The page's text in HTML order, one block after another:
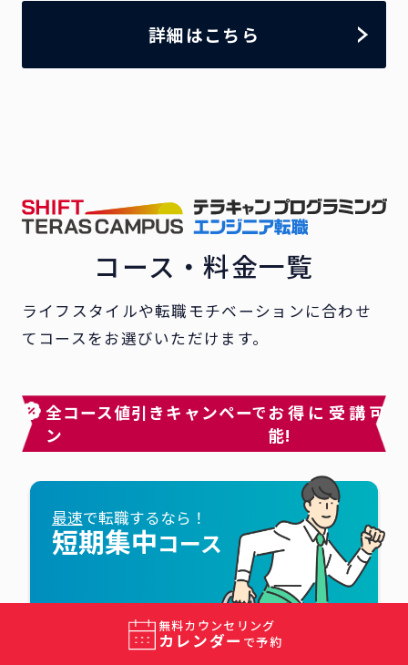
詳細はこちら
コース・料金一覧
ライフスタイルや転職モチベーションに合わせ
てコースをお選びいただけます。
全コース値引きキャンペー
ン
でお得に受講可
能!
最速で転職するなら！
短期集中コース
値引きキャンペーン適用価格
無料カウンセリング
カレンダー で予約